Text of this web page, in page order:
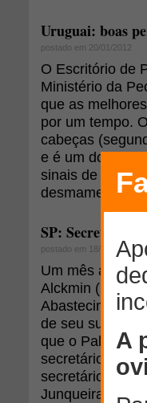
Uruguai: boas
postado em 20/01/2012
O Escritório de
Ministério da
que as
por um tempo.
cabeças
e é um dos
sinais de
desmame de
SP: Secretaria
postado em 18/04/2011
Um mês após
Alckmin
Abastecimento,
de seu
que o Palácio
secretário até
secretário
Junqueira